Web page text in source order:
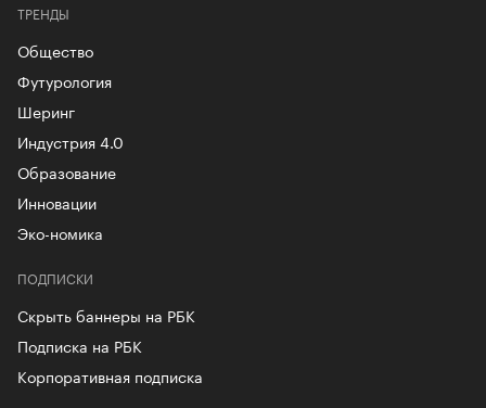
ТРЕНДЫ
Общество
Футурология
Шеринг
Индустрия 4.0
Образование
Инновации
Эко-номика
ПОДПИСКИ
Скрыть баннеры на РБК
Подписка на РБК
Корпоративная подписка